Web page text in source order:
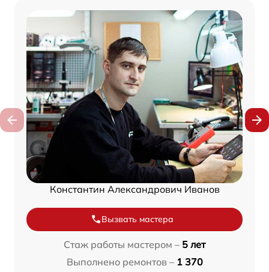
Константин Александрович Иванов
Вызвать мастера
Стаж работы мастером – 5 лет
Выполнено ремонтов – 1 370